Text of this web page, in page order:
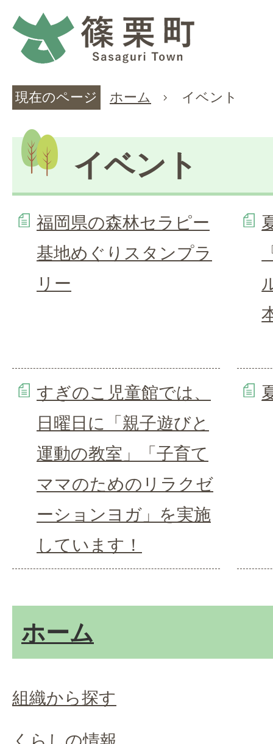
現在のページ ホーム イベント
イベント
福岡県の森林セラピー
基地めぐりスタンプラ
リー
すぎのこ児童館では、
日曜日に「親子遊びと
運動の教室」「子育て
ママのためのリラクゼ
ーションヨガ」を実施
しています！
ホーム
組織から探す